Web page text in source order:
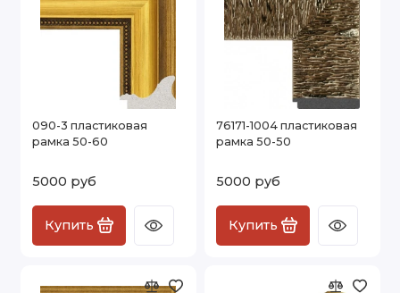
090-3 пластиковая
рамка 50-60
5000 руб
Купить
76171-1004 пластиковая
рамка 50-50
5000 руб
Купить